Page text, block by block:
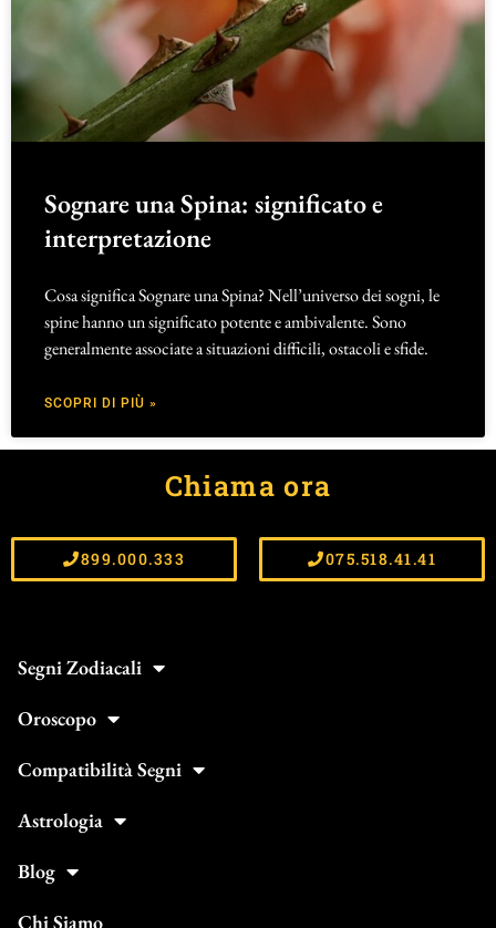
Sognare una Spina: significato e
interpretazione
Cosa significa Sognare una Spina? Nell’universo dei sogni, le
spine hanno un significato potente e ambivalente. Sono
generalmente associate a situazioni difficili, ostacoli e sfide.
SCOPRI DI PIÙ »
Chiama ora
899.000.333 075.518.41.41
Segni Zodiacali
Oroscopo
Compatibilità Segni
Astrologia
Blog
Chi Siamo